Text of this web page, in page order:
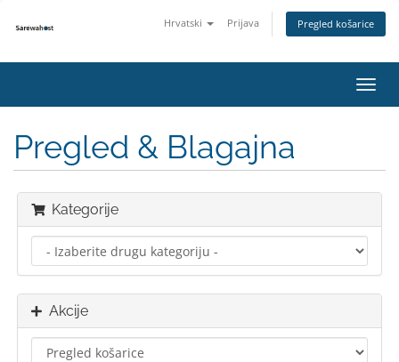
Hrvatski Prijava Pregled košarice
Pregled & Blagajna
Kategorije
Akcije